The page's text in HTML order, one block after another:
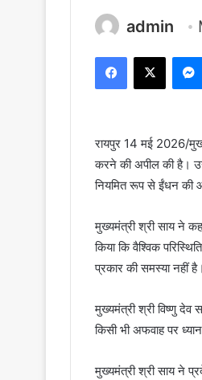
admin
Facebook
X
रायपुर 14 मई 2026/
करने की अपील की है।
नियमित रूप से ईंधन की
मुख्यमंत्री श्री साय ने
किया कि वैश्विक
प्रकार की समस्या नहीं है।
मुख्यमंत्री श्री विष्णु देव
किसी भी अफवाह पर
मुख्यमंत्री श्री साय ने